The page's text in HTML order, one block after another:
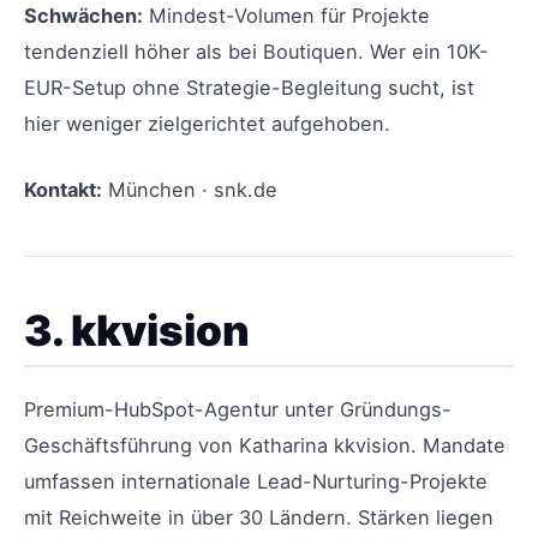
Schwächen: Mindest-Volumen für Projekte
tendenziell höher als bei Boutiquen. Wer ein 10K-
EUR-Setup ohne Strategie-Begleitung sucht, ist
hier weniger zielgerichtet aufgehoben.
Kontakt: München · snk.de
3. kkvision
Premium-HubSpot-Agentur unter Gründungs-
Geschäftsführung von Katharina kkvision. Mandate
umfassen internationale Lead-Nurturing-Projekte
mit Reichweite in über 30 Ländern. Stärken liegen